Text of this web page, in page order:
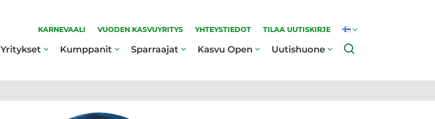
KARNEVAALI VUODEN KASVUYRITYS YHTEYSTIEDOT TILAA UUTISKIRJE
Yritykset Kumppanit Sparraajat Kasvu Open Uutishuone